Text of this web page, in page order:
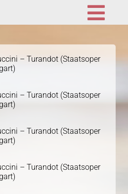
– Turandot (Staatsoper
– Turandot (Staatsoper
– Turandot (Staatsoper
– Turandot (Staatsoper